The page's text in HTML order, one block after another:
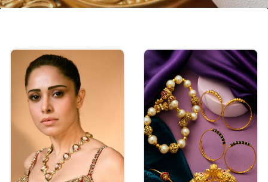
ಶ್ರಾವಣದಲ್ಲಿ ಡಾರ್ಕ್ ಗ್ರೀನ್ ಬಳೆಗಳಿಗಿಂತ ವಿಭಿನ್ನ ಮತ್ತು
ವಿಶೇಷ ಲುಕ್ ಬೇಕಿದ್ದರೆ, ನೀವು ಈ ರೀತಿಯ ಸುಂದರ ಮತ್ತು
ಸಿಂಪಲ್ ಲೈಟ್ ಗ್ರೀನ್ ಶೇಡ್ ಬಳೆಗಳನ್ನು ಆಯ್ಕೆ
ಮಾಡಿಕೊಳ್ಳಬಹುದು.
Image credits: miraalbymaria Instagram